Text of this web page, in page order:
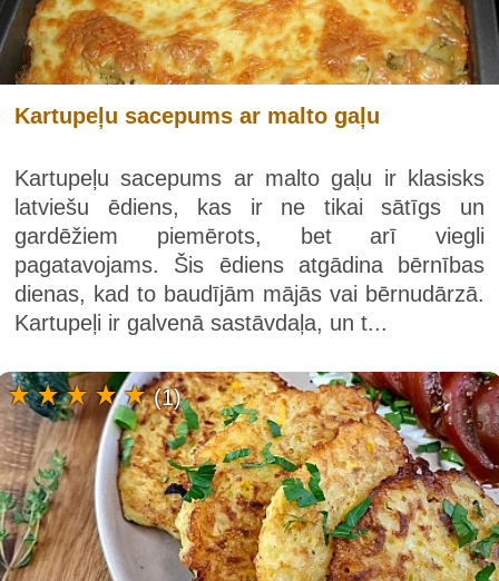
Kartupeļu sacepums ar malto gaļu
Kartupeļu sacepums ar malto gaļu ir klasisks
latviešu ēdiens, kas ir ne tikai sātīgs un
gardēžiem piemērots, bet arī viegli
pagatavojams. Šis ēdiens atgādina bērnības
dienas, kad to baudījām mājās vai bērnudārzā.
Kartupeļi ir galvenā sastāvdaļa, un t...
(1)